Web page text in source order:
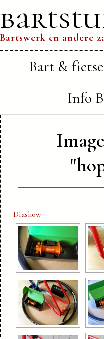
Bartswerk en andere
Bart &
Info
Diashow